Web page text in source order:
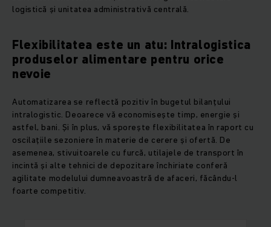
logistică și unitatea administrativă centrală.
Flexibilitatea este un atu: Intralogistica
produselor alimentare pentru orice
nevoie
Automatizarea se reflectă pozitiv în bugetul bilanțului
intralogistic. Deoarece vă economisește timp, energie și
astfel, bani. Și în plus, vă sporește flexibilitatea în raport cu
oscilațiile sezoniere în materie de cerere și ofertă. De
asemenea, stivuitoarele cu furcă, utilajele de transport în
incintă și alte tehnici de depozitare închiriate conferă
agilitate modelului dumneavoastră de afaceri, făcându-l
foarte competitiv.